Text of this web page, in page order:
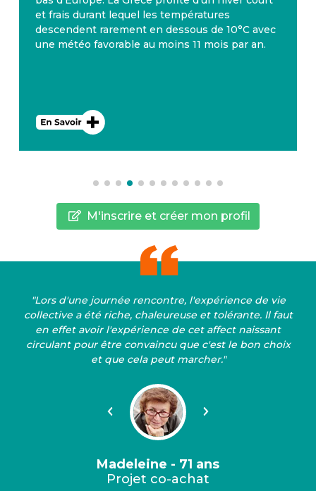
avec
retraite dorée. Les formalités d’installation,
simples, pour les seniors de l'Union
Européenne, rendent le rêve italien très
M'inscrire et créer mon profil
"Lors d'une journée rencontre, l'expérience de vie
collective a été riche, chaleureuse et tolérante. Il faut
en effet avoir l'expérience de cet affect naissant
circulant pour être convaincu que c'est le bon choix
et que cela peut marcher."
Précédent Suivant
Madeleine - 71 ans
Projet co-achat